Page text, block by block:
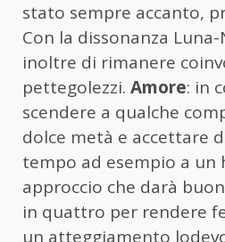
stato sempre accanto,
Con la dissonanza
inoltre di rimanere
pettegolezzi. Amore: in
scendere a qualche
dolce metà e accettare
tempo ad esempio a un
approccio che darà
in quattro per rendere
un atteggiamento